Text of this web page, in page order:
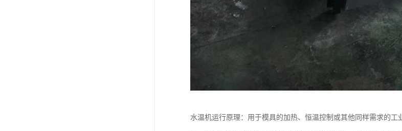
水温机运行原理：用于模具的加热、恒温控制或其他同样需求的